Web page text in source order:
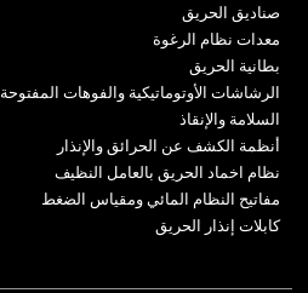
صناديق الحريق
معدات نظام الرغوة
بطانية الحريق
الرشاشات الأوتوماتيكية والفوهات المفتوحة
السلامة والإنقاذ
أنظمة الكشف عن الحرائق والإنذار
نظام اخماد الحريق بالعامل النظيف
مفاتيح النظام المائي ومقياس الضغط
كابلات إنذار الحريق